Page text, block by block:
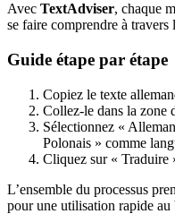
Avec TextAdviser, chaque
se faire comprendre à travers
Guide étape par étape
Copiez le texte
Collez-le dans la zone
Sélectionnez «
Polonais » comme
Cliquez sur « Traduire
L’ensemble du processus
pour une utilisation rapide au